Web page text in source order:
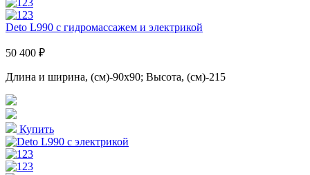
Deto L990 с гидромассажем и электрикой
50 400 ₽
Длина и ширина, (см)-90x90; Высота, (см)-215
Купить